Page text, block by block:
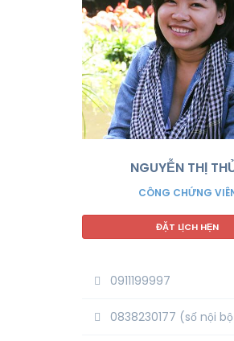
NGUYỄN THỊ
CÔNG CHỨNG
ĐẶT LỊCH HẸN
0911199997
0838230177 (số nội bộ